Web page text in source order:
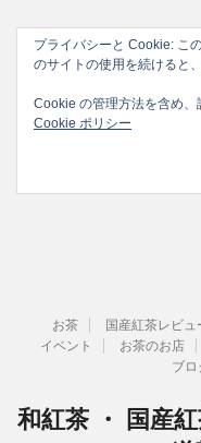
プライバシーと Cookie: こ
のサイトの使用を続けると
Cookie の管理方法を含め
Cookie ポリシー
お茶 国産紅茶レビュ
イベント
お茶のお店
ブロ
和紅茶 ・ 国産